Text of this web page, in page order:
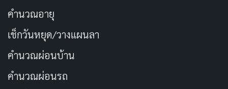
คำนวณอายุ
เช็กวันหยุด/วางแผนลา
คำนวณผ่อนบ้าน
คำนวณผ่อนรถ